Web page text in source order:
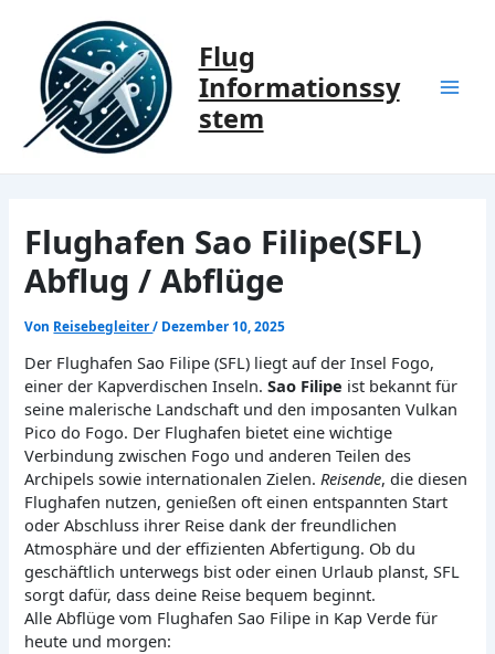
springen
Flug
Informationssy
stem
Flughafen Sao Filipe(SFL)
Abflug / Abflüge
Von Reisebegleiter/ Dezember 10, 2025
Der Flughafen Sao Filipe (SFL) liegt auf der Insel Fogo,
einer der Kapverdischen Inseln.Sao Filipe ist bekannt für
seine malerische Landschaft und den imposanten Vulkan
Pico do Fogo. Der Flughafen bietet eine wichtige
Verbindung zwischen Fogo und anderen Teilen des
Archipels sowie internationalen Zielen.Reisende, die diesen
Flughafen nutzen, genießen oft einen entspannten Start
oder Abschluss ihrer Reise dank der freundlichen
Atmosphäre und der effizienten Abfertigung. Ob du
geschäftlich unterwegs bist oder einen Urlaub planst, SFL
sorgt dafür, dass deine Reise bequem beginnt.
Alle Abflüge vom Flughafen Sao Filipe in Kap Verde für
heute und morgen: